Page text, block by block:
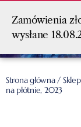
Zamówienia
wysłane
Strona główna/ Sklep
na płótnie, 2023